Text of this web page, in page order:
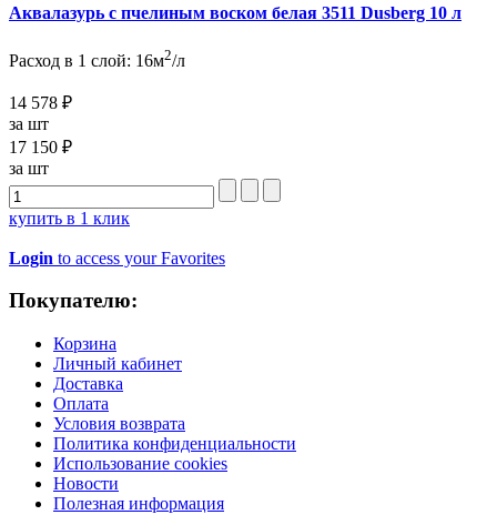
Аквалазурь с пчелиным воском белая 3511 Dusberg 10 л
Расход в 1 слой: 16м2/л
14 578 ₽
за шт
17 150 ₽
за шт
купить в 1 клик
Login to access your Favorites
Покупателю:
Корзина
Личный кабинет
Доставка
Оплата
Условия возврата
Политика конфиденциальности
Использование cookies
Новости
Полезная информация